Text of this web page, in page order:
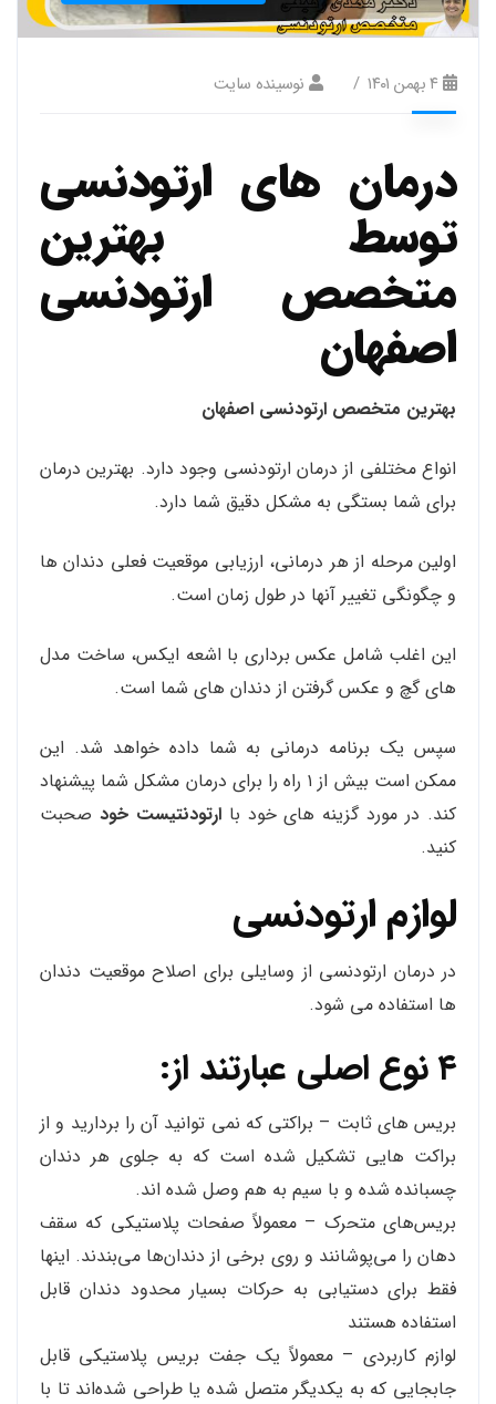
۴ بهمن ۱۴۰۱ نوسینده سایت
درمان های ارتودنسی
توسط بهترین
متخصص ارتودنسی
اصفهان
بهترین متخصص ارتودنسی اصفهان
انواع مختلفی از درمان ارتودنسی وجود دارد. بهترین درمان
برای شما بستگی به مشکل دقیق شما دارد.
اولین مرحله از هر درمانی، ارزیابی موقعیت فعلی دندان ها
و چگونگی تغییر آنها در طول زمان است.
این اغلب شامل عکس برداری با اشعه ایکس، ساخت مدل
های گچ و عکس گرفتن از دندان های شما است.
سپس یک برنامه درمانی به شما داده خواهد شد. این
ممکن است بیش از ۱ راه را برای درمان مشکل شما پیشنهاد
کند. در مورد گزینه های خود باارتودنتیست خود صحبت
کنید.
لوازم ارتودنسی
در درمان ارتودنسی از وسایلی برای اصلاح موقعیت دندان
ها استفاده می شود.
۴ نوع اصلی عبارتند از:
بریس های ثابت – براکتی که نمی توانید آن را بردارید و از
براکت هایی تشکیل شده است که به جلوی هر دندان
چسبانده شده و با سیم به هم وصل شده اند.
بریس‌های متحرک – معمولاً صفحات پلاستیکی که سقف
دهان را می‌پوشانند و روی برخی از دندان‌ها می‌بندند. اینها
فقط برای دستیابی به حرکات بسیار محدود دندان قابل
استفاده هستند
لوازم کاربردی – معمولاً یک جفت بریس پلاستیکی قابل
جابجایی که به یکدیگر متصل شده یا طراحی شده‌اند تا با